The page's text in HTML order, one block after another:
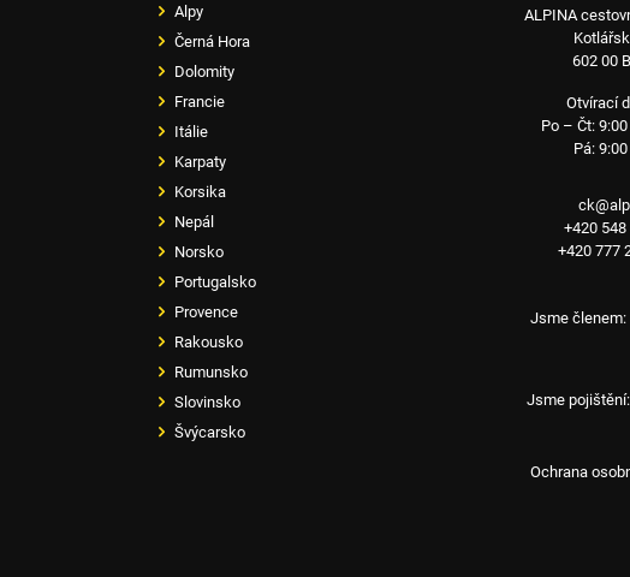
Alpy
Černá Hora
Dolomity
Francie
Itálie
Karpaty
Korsika
Nepál
Norsko
Portugalsko
Provence
Rakousko
Rumunsko
Slovinsko
Švýcarsko
ALPINA
602 00
Otvírací
Po – Čt:
Pá: 9:00
+420
+420 777
Jsme členem:
Jsme pojištění:
Ochrana